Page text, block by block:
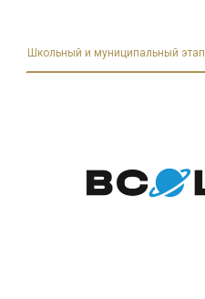
Школьный и муниципальный этап